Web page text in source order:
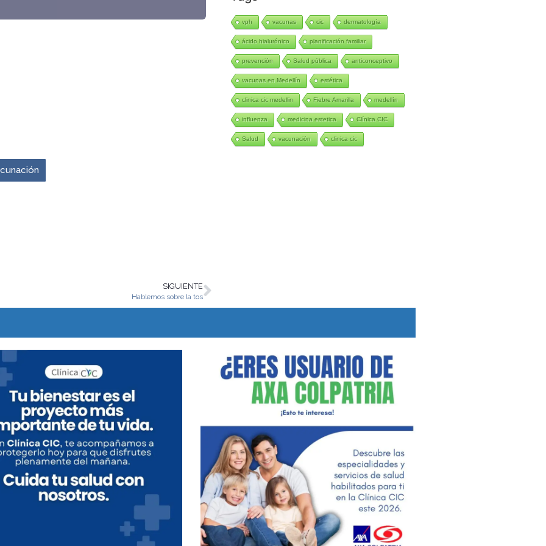
SIGUIENTE
Hablemos sobre la tos
vph vacunas cic dermatología
ácido hialurónico planificación familiar
prevención Salud pública anticonceptivo
vacunas en Medellín estética
clinica cic medellin Fiebre Amarilla medellín
influenza medicina estetica Clínica CIC
Salud vacunación clinica cic